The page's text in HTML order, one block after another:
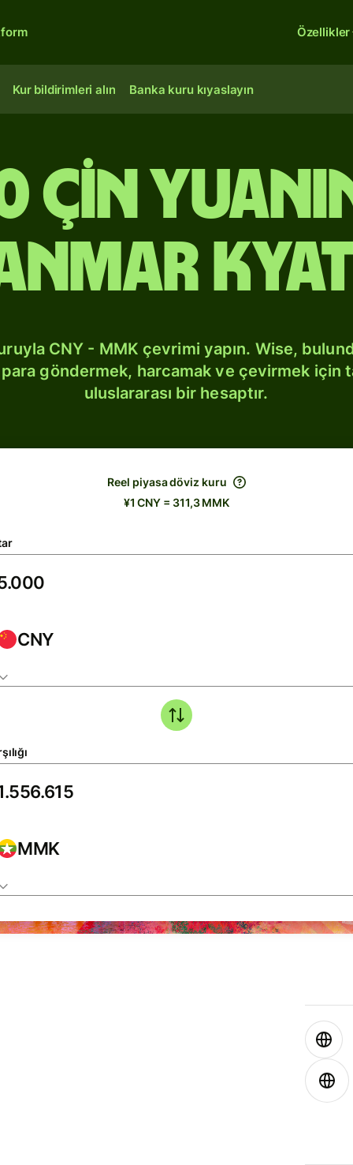
Özellikler
Kur bildirimleri alın Banka kuru kıyaslayın
Çin
CNY - MMK çevrimi yapın. Wise,
göndermek, harcamak ve çevirmek için
uluslararası bir hesaptır.
Reel piyasa döviz kuru
¥1 CNY = 311,3 MMK
CNY
MMK